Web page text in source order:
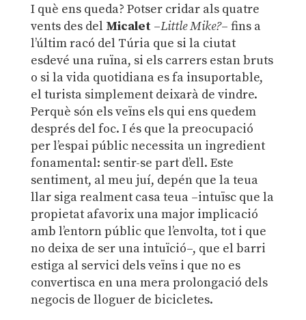
I què ens queda? Potser cridar als quatre
vents des del Micalet–Little Mike?– fins a
l’últim racó del Túria que si la ciutat
esdevé una ruïna, si els carrers estan bruts
o si la vida quotidiana es fa insuportable,
el turista simplement deixarà de vindre.
Perquè són els veïns els qui ens quedem
després del foc. I és que la preocupació
per l’espai públic necessita un ingredient
fonamental: sentir-se part d’ell. Este
sentiment, al meu juí, depén que la teua
llar siga realment casa teua –intuïsc que la
propietat afavorix una major implicació
amb l’entorn públic que l’envolta, tot i que
no deixa de ser una intuïció–, que el barri
estiga al servici dels veïns i que no es
convertisca en una mera prolongació dels
negocis de lloguer de bicicletes.